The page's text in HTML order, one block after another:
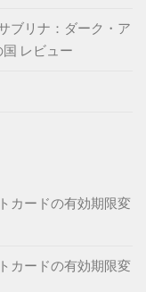
サブリナ：ダーク・ア
レビュー
カードの有効期限変
カードの有効期限変